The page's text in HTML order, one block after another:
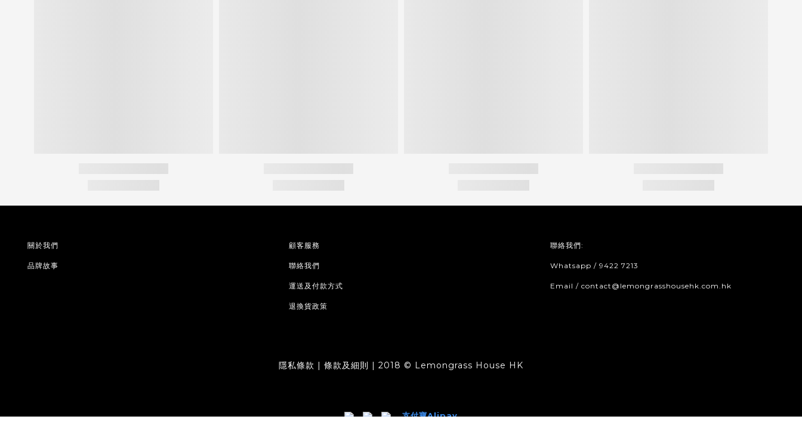
關於我們
品牌故事
顧客服務
聯絡我們
運送及付款方式
退換貨政策
聯絡我們:
Whatsapp / 9422 7213
Email / contact@lemongrasshousehk.com.hk
隱私條款 | 條款及細則 | 2018 © Lemongrass House HK
支付寶Alipay